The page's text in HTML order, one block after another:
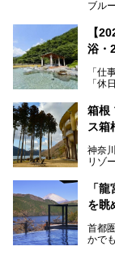
ブル
的な
今回
を見
サウ
リの
内の
【
浴・
「仕
「休
たい
そん
神奈
など
う」
そこ
業」
今の
箱根
ス箱
神奈
リゾ
「箱
「ザ
プ（
昭和
に建
「
を眺
首都
かで